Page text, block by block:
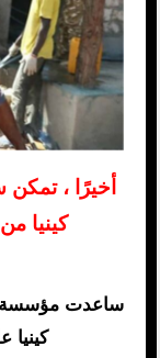
أخيرًا ، تمكن سكان المدينة المنكوبة بالجفاف ب
كينيا
كينيا